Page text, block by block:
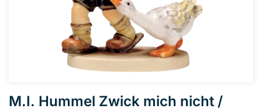
M.I. Hummel Zwick mich nicht /